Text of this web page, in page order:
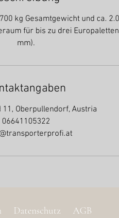
kg Gesamtgewicht und ca.
für bis zu drei
mm).
Oberpullendorf, Austria
06641105322
Datenschutz AGB